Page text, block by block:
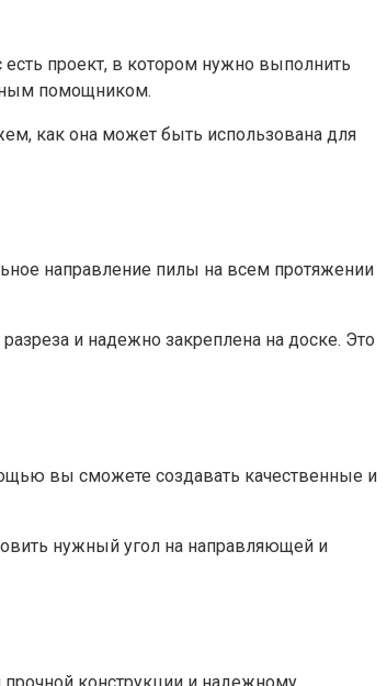
проект, в котором нужно выполнить
помощником.
как она может быть использована для
направление пилы на всем протяжении
и надежно закреплена на доске. Это
вы сможете создавать качественные и
нужный угол на направляющей и